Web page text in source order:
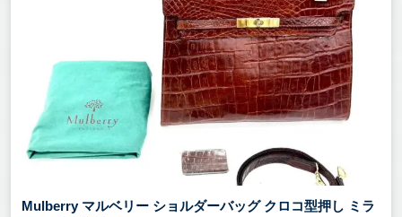
Mulberry マルベリー ショルダーバッグ クロコ型押し ミラ